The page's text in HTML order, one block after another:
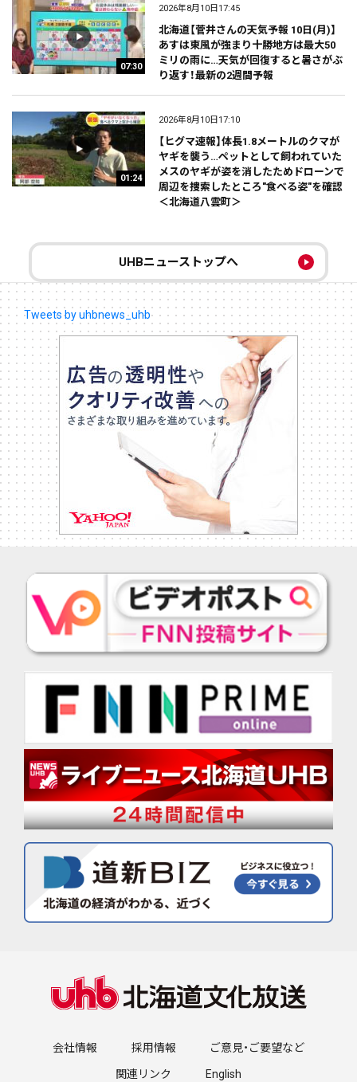
07:30
2026年8月10日17:45
北海道【菅井さんの天気予報 10日(月)】
あすは東風が強まり十勝地方は最大50
ミリの雨に…天気が回復すると暑さがぶ
り返す！最新の2週間予報
01:24
2026年8月10日17:10
【ヒグマ速報】体長1.8メートルのクマが
ヤギを襲う…ペットとして飼われていた
メスのヤギが姿を消したためドローンで
周辺を捜索したところ"食べる姿"を確認
＜北海道八雲町＞
UHBニューストップへ
Tweets by uhbnews_uhb
会社情報 採用情報 ご意見・ご要望など
関連リンク English